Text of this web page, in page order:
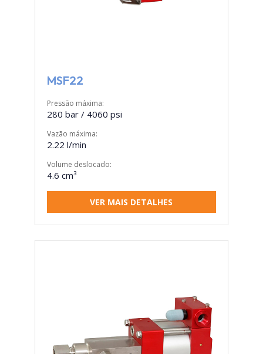
MSF22
Pressão máxima:
280 bar / 4060 psi
Vazão máxima:
2.22 l/min
Volume deslocado:
4.6 cm³
VER MAIS DETALHES